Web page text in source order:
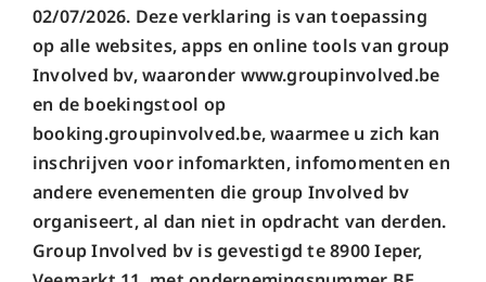
02/07/2026. Deze verklaring is van toepassing
op alle websites, apps en online tools van group
Involved bv, waaronder www.groupinvolved.be
en de boekingstool op
booking.groupinvolved.be, waarmee u zich kan
inschrijven voor infomarkten, infomomenten en
andere evenementen die group Involved bv
organiseert, al dan niet in opdracht van derden.
Group Involved bv is gevestigd te 8900 Ieper,